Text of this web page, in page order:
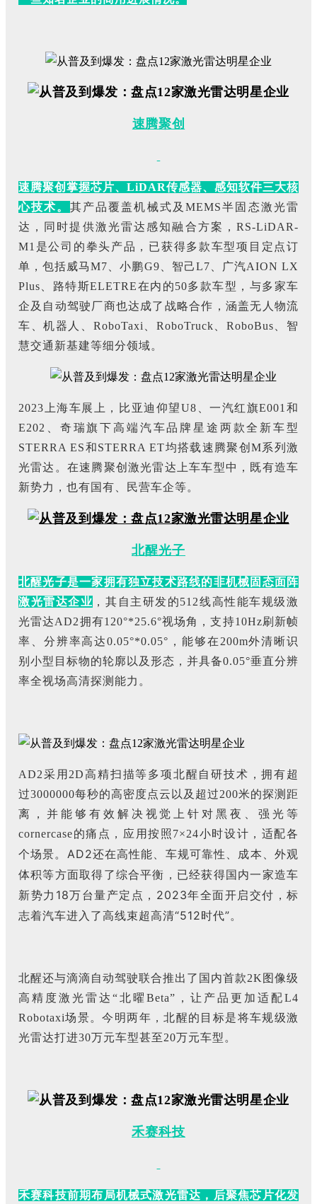
速腾聚创
速腾聚创掌握芯片、LiDAR传感器、感知软件三大核
心技术。 其产品覆盖机械式及MEMS半固态激光雷
达，同时提供激光雷达感知融合方案，RS-LiDAR-
M1是公司的拳头产品，已获得多款车型项目定点订
单，包括威马M7、小鹏G9、智己L7、广汽AION LX
Plus、路特斯ELETRE在内的50多款车型，与多家车
企及自动驾驶厂商也达成了战略合作，涵盖无人物流
车、机器人、RoboTaxi、RoboTruck、RoboBus、智
慧交通新基建等细分领域。
2023上海车展上，比亚迪仰望U8、一汽红旗E001和
E202、奇瑞旗下高端汽车品牌星途两款全新车型
STERRA ES和STERRA ET均搭载速腾聚创M系列激
光雷达。在速腾聚创激光雷达上车车型中，既有造车
新势力，也有国有、民营车企等。
北醒光子
北醒光子是一家拥有独立技术路线的非机械固态面阵
激光雷达企业 ，其自主研发的512线高性能车规级激
光雷达AD2拥有120°*25.6°视场角，支持10Hz刷新帧
率、分辨率高达0.05°*0.05°，能够在200m外清晰识
别小型目标物的轮廓以及形态，并具备0.05°垂直分辨
率全视场高清探测能力。
AD2采用2D高精扫描等多项北醒自研技术，拥有超
过3000000每秒的高密度点云以及超过200米的探测距
离，并能够有效解决视觉上针对黑夜、强光等
cornercase的痛点，应用按照7×24小时设计，适配各
个场景。 AD2还在高性能、车规可靠性、成本、外观
体积等方面取得了综合平衡，已经获得国内一家造车
新势力18万台量产定点，2023年全面开启交付，标
志着汽车进入了高线束超高清“512时代”。
北醒还与滴滴自动驾驶联合推出了国内首款2K图像级
高精度激光雷达“北曜Beta”，让产品更加适配L4
Robotaxi场景。今明两年，北醒的目标是将车规级激
光雷达打进30万元车型甚至20万元车型。
禾赛科技
禾赛科技前期布局机械式激光雷达，后聚焦芯片化发